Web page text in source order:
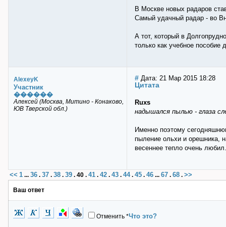
В Москве новых радаров
Самый удачный радар - во
А тот, который в
только как учебное
AlexeyK
Участник
������
Алексей (Москва, Митино - Конаково,
ЮВ Тверской обл.)
# Дата: 21 Мар 2015 18:28
Цитата
Ruxs
надышался пылью - глаза
Именно поэтому
пыление ольхи и орешника,
весеннее тепло очень
<< 1 ... 36 . 37 . 38 . 39 . 40 . 41 . 42 . 43 . 44. 45 . 46 ... 67 . 68 . >>
Ваш ответ
Отменить *Что это?